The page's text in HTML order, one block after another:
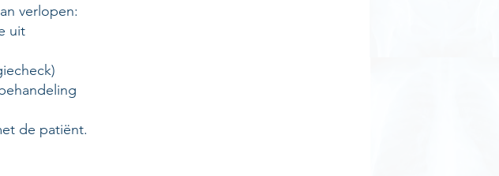
verlopen:
uit
de patiënt.